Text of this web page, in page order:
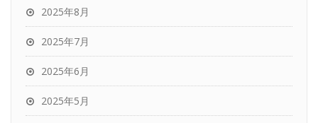
2025年8月
2025年7月
2025年6月
2025年5月